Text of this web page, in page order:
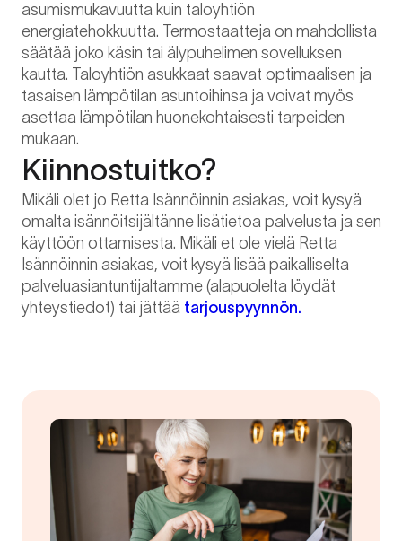
asumismukavuutta kuin taloyhtiön
energiatehokkuutta. Termostaatteja on mahdollista
säätää joko käsin tai älypuhelimen sovelluksen
kautta. Taloyhtiön asukkaat saavat optimaalisen ja
tasaisen lämpötilan asuntoihinsa ja voivat myös
asettaa lämpötilan huonekohtaisesti tarpeiden
mukaan.
Kiinnostuitko?
Mikäli olet jo Retta Isännöinnin asiakas, voit kysyä
omalta isännöitsijältänne lisätietoa palvelusta ja sen
käyttöön ottamisesta. Mikäli et ole vielä Retta
Isännöinnin asiakas, voit kysyä lisää paikalliselta
palveluasiantuntijaltamme (alapuolelta löydät
yhteystiedot) tai jättää tarjouspyynnön.